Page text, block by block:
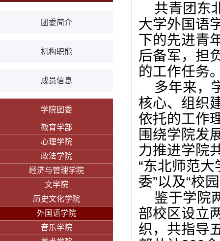
团委简介
机构职能
成员信息
学院团委
教育学部
心理学院
政法学院
经济与管理学院
文学院
历史文化学院
外国语学院
音乐学院
共青团东
大学外国语
下的先进青
后备军，担
的工作任务
多年来，
核心、组织
依托的工作
围绕学院发
力推进学院
“东北师范大
委”以及“校
鉴于学院
部校区设立
织，共指导